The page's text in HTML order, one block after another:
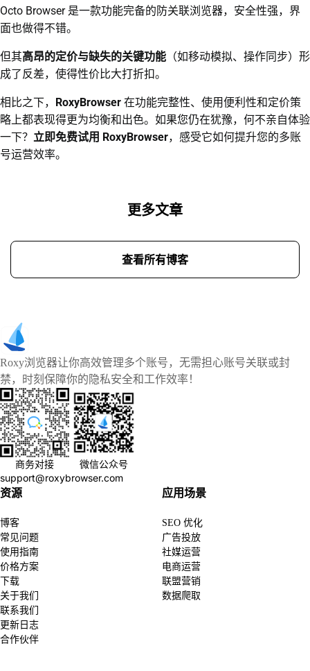
Octo Browser 是一款功能完备的防关联浏览器，安全性强，界
面也做得不错。
但其高昂的定价与缺失的关键功能 （如移动模拟、操作同步）形
成了反差，使得性价比大打折扣。
相比之下， RoxyBrowser 在功能完整性、使用便利性和定价策
略上都表现得更为均衡和出色。如果您仍在犹豫，何不亲自体验
一下？ 立即免费试用 RoxyBrowser，感受它如何提升您的多账
号运营效率。
更多文章
查看所有博客
Roxy浏览器让你高效管理多个账号，无需担心账号关联或封
禁，时刻保障你的隐私安全和工作效率！
商务对接
微信公众号
support@roxybrowser.com
资源
博客
常见问题
使用指南
价格方案
下载
关于我们
联系我们
更新日志
合作伙伴
应用场景
SEO 优化
广告投放
社媒运营
电商运营
联盟营销
数据爬取